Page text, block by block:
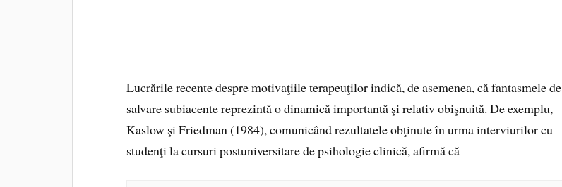
Lucrările recente despre motivaţiile terapeuţilor indică, de asemenea, că fantasmele de
salvare subiacente reprezintă o dinamică importantă şi relativ obişnuită. De exemplu,
Kaslow şi Friedman (1984), comunicând rezultatele obţinute în urma interviurilor cu
studenţi la cursuri postuniversitare de psihologie clinică, afirmă că